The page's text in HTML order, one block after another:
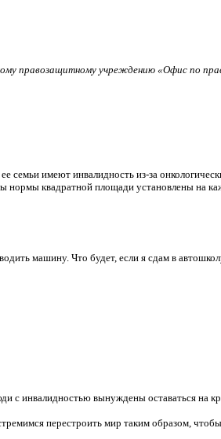
правозащитному учреждению «Офис по
имеют инвалидность из-за
квадратной площади установлены на
машину. Что будет, если я сдам в
с инвалидностью вынуждены оставаться на
перестроить мир таким образом,